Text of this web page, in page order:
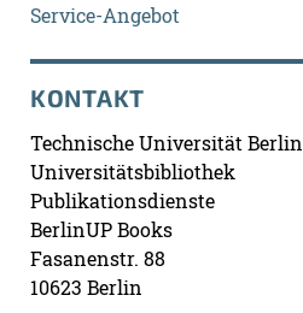
Service-Angebot
KONTAKT
Technische Universität Berlin
Universitätsbibliothek
Publikationsdienste
BerlinUP Books
Fasanenstr. 88
10623 Berlin